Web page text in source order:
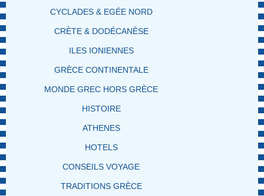
CYCLADES & EGÉE NORD
CRÈTE & DODÉCANÈSE
ILES IONIENNES
GRÈCE CONTINENTALE
MONDE GREC HORS GRÈCE
HISTOIRE
ATHENES
HOTELS
CONSEILS VOYAGE
TRADITIONS GRÈCE